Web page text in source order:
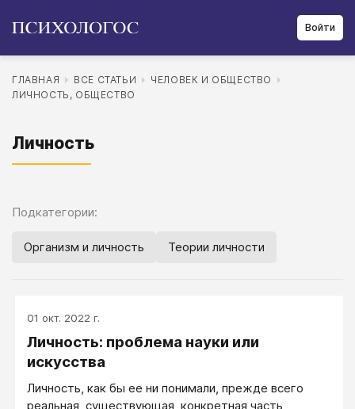
Войти
ГЛАВНАЯ ВСЕ СТАТЬИ
ЧЕЛОВЕК И ОБЩЕСТВО
ЛИЧНОСТЬ, ОБЩЕСТВО
Личность
Подкатегории:
Организм и личность Теории личности
01 окт. 2022 г.
Личность: проблема науки или
искусства
Личность, как бы ее ни понимали, прежде всего
реальная, сущест­вующая, конкретная часть